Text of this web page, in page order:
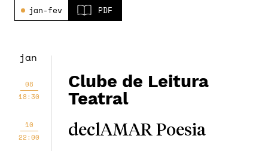
jan-fev PDF
jan
08
18:30
Clube de Leitura
Teatral
10
22:00
declAMAR Poesia